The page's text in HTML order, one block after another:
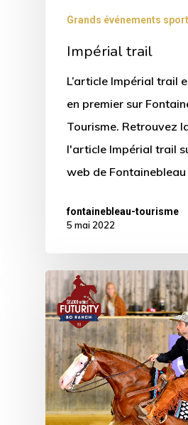
Grands événements
Impérial trail
L’article Impérial trail
en premier sur
Tourisme. Retrouvez
l'article Impérial trail
web de Fontainebleau
fontainebleau-tourisme
5 mai 2022